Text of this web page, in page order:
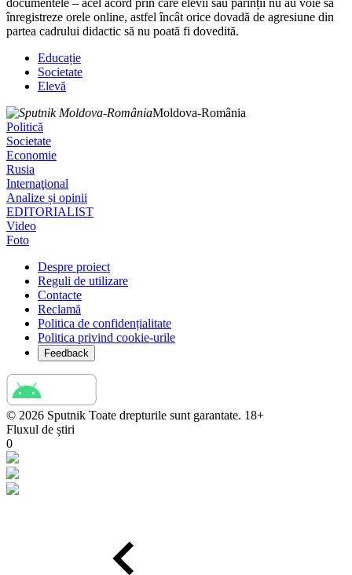
înregistreze orele online, astfel încât orice dovadă de agresiune din
partea cadrului didactic să nu poată fi dovedită.
Educație
Societate
Elevă
Moldova-România
Politică
Societate
Economie
Rusia
Internaţional
Analize și opinii
EDITORIALIST
Video
Foto
Despre proiect
Reguli de utilizare
Contacte
Reclamă
Politica de confidențialitate
Politica privind cookie-urile
Feedback
© 2026 Sputnik Toate drepturile sunt garantate. 18+
Fluxul de știri
0